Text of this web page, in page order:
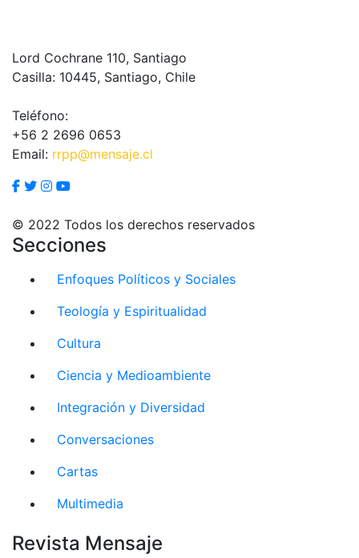
Lord Cochrane 110, Santiago
Casilla: 10445, Santiago, Chile
Teléfono:
+56 2 2696 0653
Email: rrpp@mensaje.cl
© 2022 Todos los derechos reservados
Secciones
Enfoques Políticos y Sociales
Teología y Espiritualidad
Cultura
Ciencia y Medioambiente
Integración y Diversidad
Conversaciones
Cartas
Multimedia
Revista Mensaje